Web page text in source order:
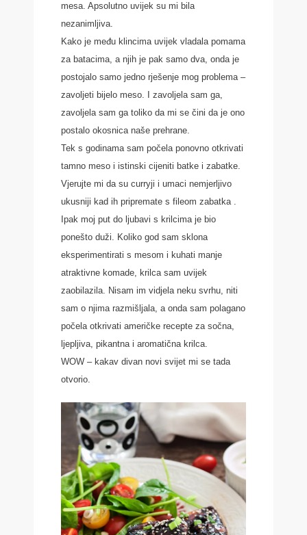
mesa. Apsolutno uvijek su mi bila
nezanimljiva.
Kako je među klincima uvijek vladala pomama
za batacima, a njih je pak samo dva, onda je
postojalo samo jedno rješenje mog problema –
zavoljeti bijelo meso. I zavoljela sam ga,
zavoljela sam ga toliko da mi se čini da je ono
postalo okosnica naše prehrane.
Tek s godinama sam počela ponovno otkrivati
tamno meso i istinski cijeniti batke i zabatke.
Vjerujte mi da su curryji i umaci nemjerljivo
ukusniji kad ih pripremate s fileom zabatka .
Ipak moj put do ljubavi s krilcima je bio
ponešto duži. Koliko god sam sklona
eksperimentirati s mesom i kuhati manje
atraktivne komade, krilca sam uvijek
zaobilazila. Nisam im vidjela neku svrhu, niti
sam o njima razmišljala, a onda sam polagano
počela otkrivati američke recepte za sočna,
ljepljiva, pikantna i aromatična krilca.
WOW – kakav divan novi svijet mi se tada
otvorio.